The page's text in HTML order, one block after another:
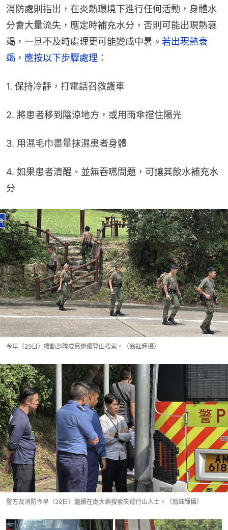
消防處則指出，在炎熱環境下進行任何活動，身體水
分會大量流失，應定時補充水分，否則可能出現熱衰
竭，一旦不及時處理更可能變成中暑。 若出現熱衰
竭，應按以下步驟處理 ：
1. 保持冷靜，打電話召救護車
2. 將患者移到陰涼地方，或用雨傘擋住陽光
3. 用濕毛巾盡量抹濕患者身體
4. 如果患者清醒、並無吞嚥問題，可讓其飲水補充水
分
今早（29日）機動部隊成員繼續登山搜索。（翁鈺輝攝）
警方及消防今早（29日）繼續在南大嶼搜索失蹤行山人士。（翁鈺輝攝）